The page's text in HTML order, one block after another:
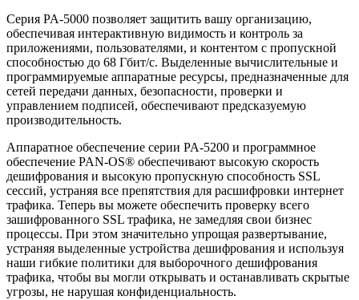
Серия PA-5000 позволяет защитить вашу организацию,
обеспечивая интерактивную видимость и контроль за
приложениями, пользователями, и контентом с пропускной
способностью до 68 Гбит/с. Выделенные вычислительные и
программируемые аппаратные ресурсы, предназначенные для
сетей передачи данных, безопасности, проверки и
управлением подписей, обеспечивают предсказуемую
производительность.
Аппаратное обеспечение серии PA-5200 и программное
обеспечение PAN-OS® обеспечивают высокую скорость
дешифрования и высокую пропускную способность SSL
сессий, устраняя все препятствия для расшифровки интернет
трафика. Теперь вы можете обеспечить проверку всего
зашифрованного SSL трафика, не замедляя свои бизнес
процессы. При этом значительно упрощая развертывание,
устраняя выделенные устройства дешифрования и используя
наши гибкие политики для выборочного дешифрования
трафика, чтобы вы могли открывать и останавливать скрытые
угрозы, не нарушая конфиденциальность.